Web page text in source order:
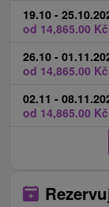
Děti 3 -
sleva z
Junior
20 %
Ceník -
Platí se na
zapůjčení
19.10 -
od 14,865.00 Kč
26.10 -
od 14,865.00 Kč
02.11 -
od 14,865.00 Kč